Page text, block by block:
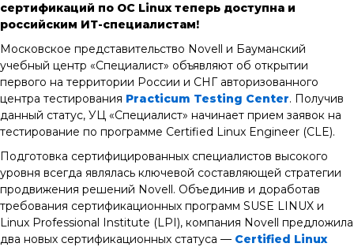
сертификаций по ОС Linux теперь доступна и
российским ИТ-специалистам!
Московское представительство Novell и Бауманский
учебный центр «Специалист» объявляют об открытии
первого на территории России и СНГ авторизованного
центра тестирования Practicum Testing Center. Получив
данный статус, УЦ «Специалист» начинает прием заявок на
тестирование по программе Certified Linux Engineer (CLE).
Подготовка сертифицированных специалистов высокого
уровня всегда являлась ключевой составляющей стратегии
продвижения решений Novell. Объединив и доработав
требования сертификационных программ SUSE LINUX и
Linux Professional Institute (LPI), компания Novell предложила
два новых сертификационных статуса — Certified Linux